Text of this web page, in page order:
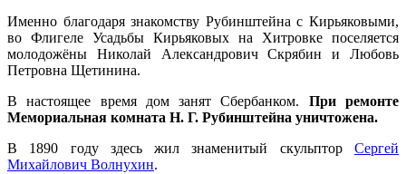
Именно благодаря знакомству Рубинштейна с Кирьяковыми,
во Флигеле Усадьбы Кирьяковых на Хитровке поселяется
молодожёны Николай Александрович Скрябин и Любовь
Петровна Щетинина.
В настоящее время дом занят Сбербанком. При ремонте
Мемориальная комната Н. Г. Рубинштейна уничтожена.
В 1890 году здесь жил знаменитый скульптор Сергей
Михайлович Волнухин.